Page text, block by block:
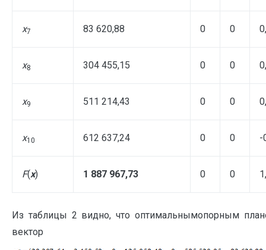
x7 83 620,88 0 0
x8 304 455,15 0 0
x9 511 214,43 0 0
x10 612 637,24 0 0 -
F(x) 1 887 967,73 0 0
Из таблицы 2 видно, что оптимальнымопорным
вектор